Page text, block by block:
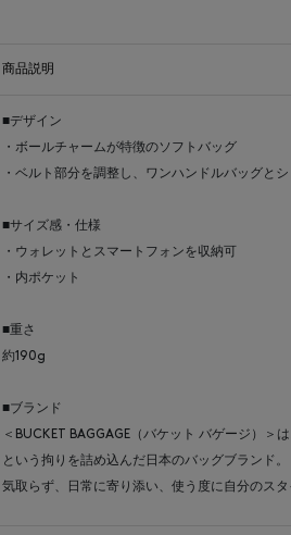
商品説明
■デザイン
・ボールチャームが特徴のソフトバッグ
・ベルト部分を調整し、ワンハンドルバッグと
■サイズ感・仕様
・ウォレットとスマートフォンを収納可
・内ポケット
■重さ
約190g
■ブランド
＜BUCKET BAGGAGE（バケット バゲージ）＞
という拘りを詰め込んだ日本のバッグブランド。
気取らず、日常に寄り添い、使う度に自分のス